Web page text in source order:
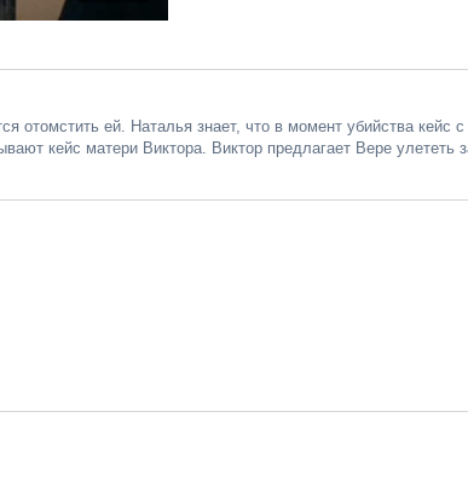
отомстить ей. Наталья знает, что в момент убийства кейс
кейс матери Виктора. Виктор предлагает Вере улететь